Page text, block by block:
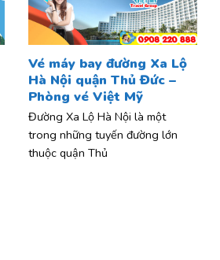
Vé máy bay đường Xa Lộ
Hà Nội quận Thủ Đức –
Phòng vé Việt Mỹ
Đường Xa Lộ Hà Nội là một
trong những tuyến đường lớn
thuộc quận Thủ